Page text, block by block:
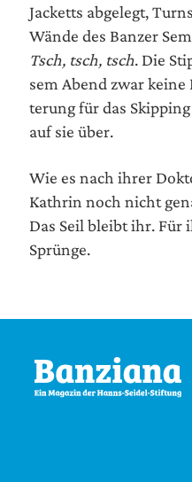
Jacketts abge­legt,
Wän­de des Ban­zer
Tsch, tsch, tsch. Die
sem Abend zwar
te­rung für das
auf sie über.
Wie es nach ihrer
Kath­rin noch nicht
Das Seil bleibt ihr. Für
Sprünge.